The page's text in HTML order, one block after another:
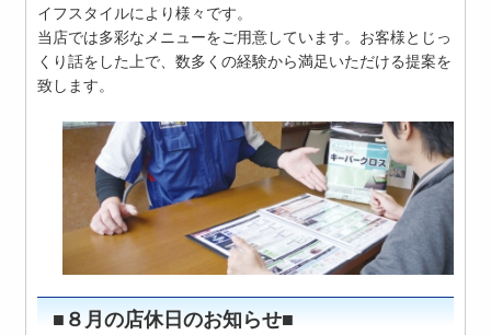
イフスタイルにより様々です。
当店では多彩なメニューをご用意しています。お客様とじっ
くり話をした上で、数多くの経験から満足いただける提案を
致します。
■８月の店休日のお知らせ■